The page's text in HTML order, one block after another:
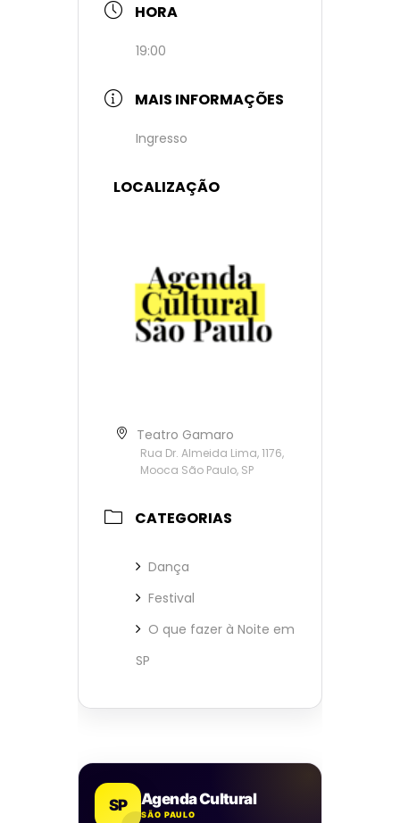
HORA
19:00
MAIS INFORMAÇÕES
Ingresso
LOCALIZAÇÃO
Teatro Gamaro
Rua Dr. Almeida Lima, 1176,
Mooca São Paulo, SP
CATEGORIAS
Dança
Festival
O que fazer à Noite em
SP
SP Agenda Cultural
SÃO PAULO